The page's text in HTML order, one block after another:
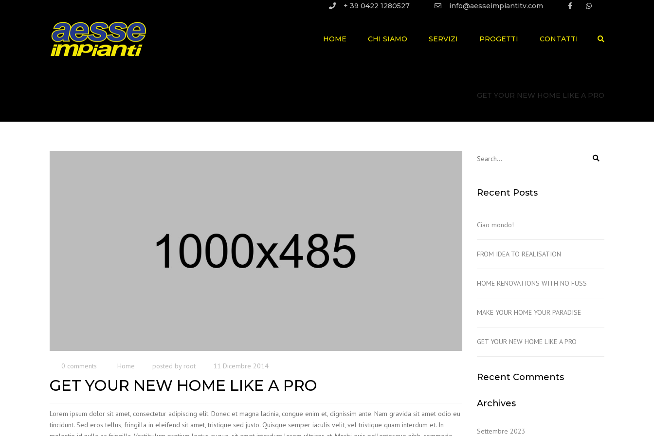
+ 39 0422 1280527 info@aesseimpiantitv.com
HOME CHI SIAMO SERVIZI PROGETTI
RANDOM VIEW
CONTATTI
GET YOUR NEW HOME LIKE A PRO
0 comments Home posted by root 11 Dicembre 2014
GET YOUR NEW HOME LIKE A PRO
Lorem ipsum dolor sit amet, consectetur adipiscing elit. Donec et magna lacinia, congue enim et, dignissim ante. Nam gravida sit amet odio eu
tincidunt. Sed eros tellus, fringilla in eleifend sit amet, tristique sed justo. Quisque semper iaculis velit, vel tristique quam interdum et. In
Recent Posts
Ciao mondo!
FROM IDEA TO REALISATION
HOME RENOVATIONS WITH NO FUSS
MAKE YOUR HOME YOUR PARADISE
GET YOUR NEW HOME LIKE A PRO
Recent Comments
Archives
Settembre 2023